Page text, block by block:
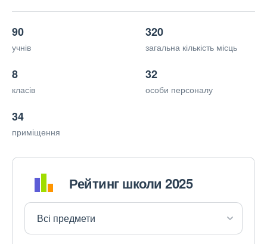
90
учнів
320
загальна кількість місць
8
класів
32
особи персоналу
34
приміщення
Рейтинг школи 2025